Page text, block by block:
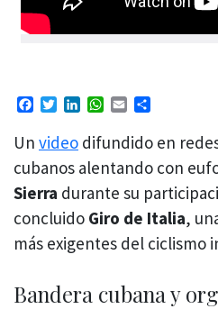
Facebook
TwitterLinkedIn
WhatsApp
Email
Un video difundido en
cubanos alentando con
Sierra durante su
concluido Giro de Italia,
más exigentes del ciclismo
Bandera cubana y